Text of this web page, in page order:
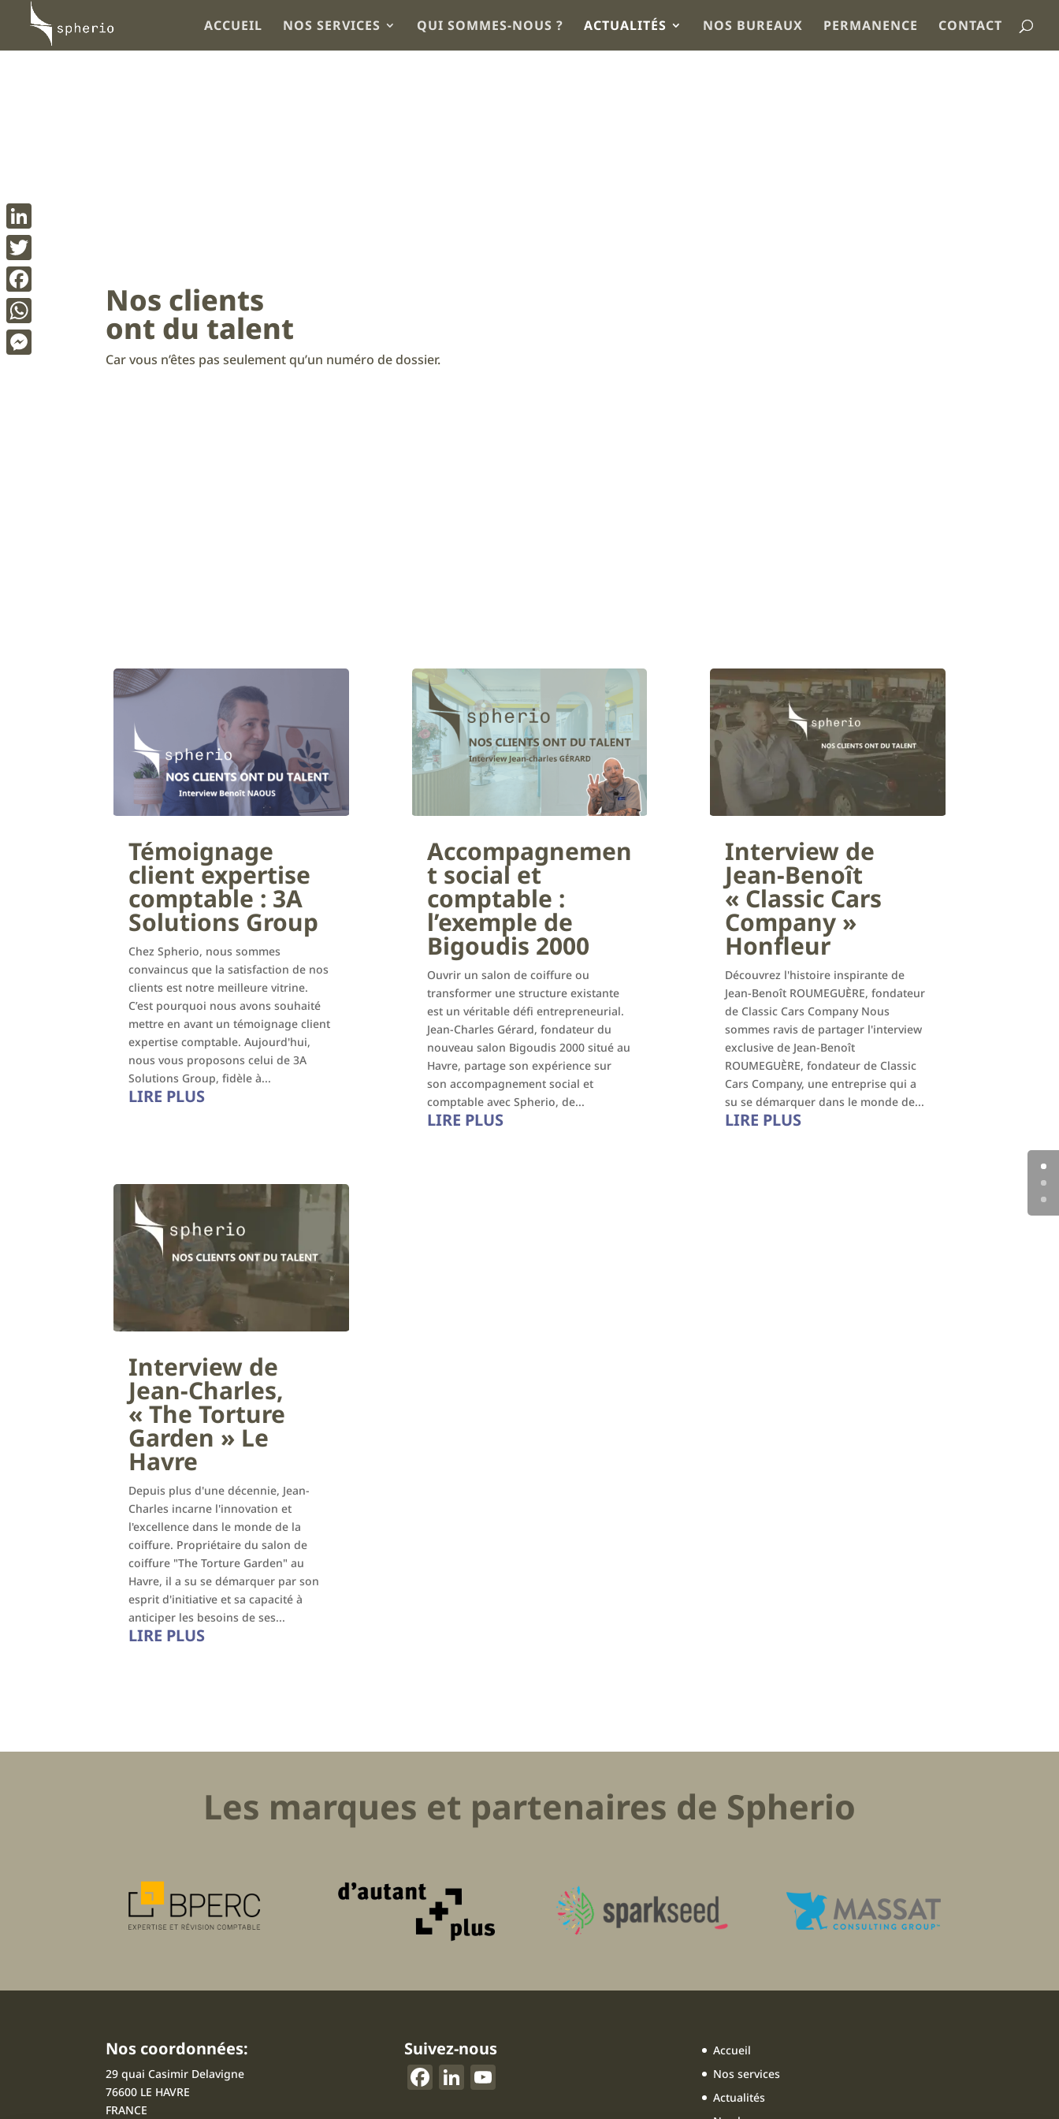
ACCUEIL NOS SERVICES QUI SOMMES-NOUS ? ACTUALITÉS NOS BUREAUX PERMANENCE CONTACT
Nos clients
ont du talent
Car vous n’êtes pas seulement qu’un numéro de dossier.
Témoignage
client expertise
comptable : 3A
Solutions Group
Chez Spherio, nous sommes
convaincus que la satisfaction de nos
clients est notre meilleure vitrine.
C’est pourquoi nous avons souhaité
mettre en avant un témoignage client
expertise comptable. Aujourd'hui,
nous vous proposons celui de 3A
Solutions Group, fidèle à...
LIRE PLUS
Interview de
Jean-Charles,
« The Torture
Garden » Le
Havre
Depuis plus d'une décennie, Jean-
Charles incarne l'innovation et
l'excellence dans le monde de la
coiffure. Propriétaire du salon de
coiffure "The Torture Garden" au
Havre, il a su se démarquer par son
esprit d'initiative et sa capacité à
anticiper les besoins de ses...
LIRE PLUS
Accompagnemen
t social et
comptable :
l’exemple de
Bigoudis 2000
Ouvrir un salon de coiffure ou
transformer une structure existante
est un véritable défi entrepreneurial.
Jean-Charles Gérard, fondateur du
nouveau salon Bigoudis 2000 situé au
Havre, partage son expérience sur
son accompagnement social et
comptable avec Spherio, de...
LIRE PLUS
Interview de
Jean-Benoît
« Classic Cars
Company »
Honfleur
Découvrez l'histoire inspirante de
Jean-Benoît ROUMEGUÈRE, fondateur
de Classic Cars Company Nous
sommes ravis de partager l'interview
exclusive de Jean-Benoît
ROUMEGUÈRE, fondateur de Classic
Cars Company, une entreprise qui a
su se démarquer dans le monde de...
LIRE PLUS
Les marques et partenaires de Spherio
Nos coordonnées:
29 quai Casimir Delavigne
76600 LE HAVRE
FRANCE
Suivez-nous
F Li Y
Accueil
Nos services
Actualités
LinkedIn
Twitter
Facebook
WhatsApp